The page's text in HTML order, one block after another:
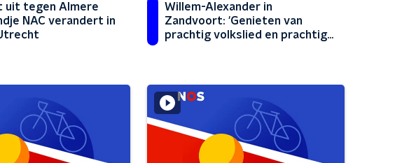
uit tegen Almere
NAC verandert in
Willem-Alexander in
Zandvoort: 'Genieten van
prachtig volkslied en prachtige